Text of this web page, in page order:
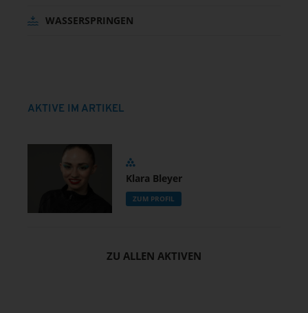
WASSERSPRINGEN
AKTIVE IM ARTIKEL
Klara Bleyer
ZUM PROFIL
ZU ALLEN AKTIVEN